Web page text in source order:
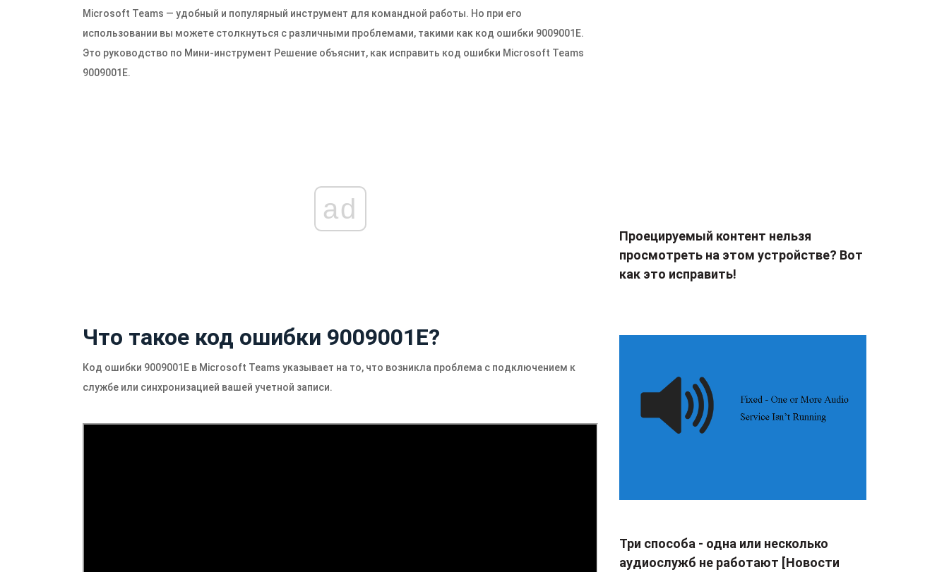
Microsoft Teams — удобный и популярный инструмент для командной работы. Но при его
использовании вы можете столкнуться с различными проблемами, такими как код ошибки 9009001E.
Это руководство по Мини-инструмент Решение объяснит, как исправить код ошибки Microsoft Teams
9009001E.
ad
Что такое код ошибки 9009001E?
Код ошибки 9009001E в Microsoft Teams указывает на то, что возникла проблема с подключением к
службе или синхронизацией вашей учетной записи.
Проецируемый контент нельзя
просмотреть на этом устройстве? Вот
как это исправить!
Три способа - одна или несколько
аудиослужб не работают [Новости